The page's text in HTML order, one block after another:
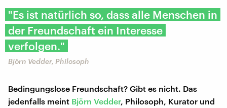
"Es ist natürlich so, dass alle Menschen in
der Freundschaft ein Interesse
verfolgen."
Björn Vedder, Philosoph
Bedingungslose Freundschaft? Gibt es nicht. Das
jedenfalls meint Björn Vedder, Philosoph, Kurator und